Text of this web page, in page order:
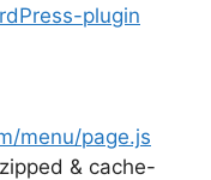
plugin
menu/page.js
& cache-